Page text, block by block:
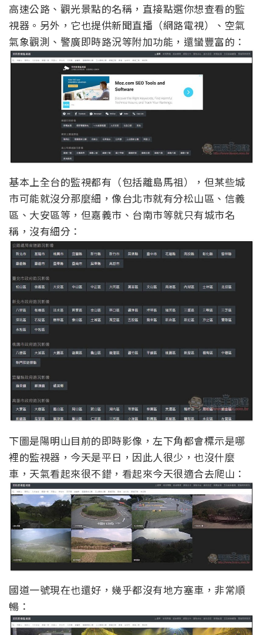
高速公路、觀光景點的名稱，直接點選你想查看的監
視器。另外，它也提供新聞直播（網路電視）、空氣
氣象觀測、警廣即時路況等附加功能，還蠻豐富的：
基本上全台的監視都有（包括離島馬祖），但某些城
市可能就沒分那麼細，像台北市就有分松山區、信義
區、大安區等，但嘉義市、台南市等就只有城市名
稱，沒有細分：
下圖是陽明山目前的即時影像，左下角都會標示是哪
裡的監視器，今天是平日，因此人很少，也沒什麼
車，天氣看起來很不錯，看起來今天很適合去爬山：
國道一號現在也還好，幾乎都沒有地方塞車，非常順
暢：